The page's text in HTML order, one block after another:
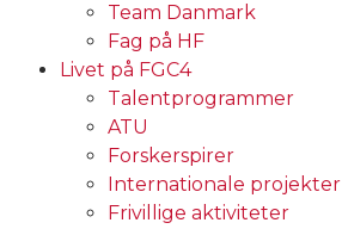
Team Danmark
Fag på HF
Livet på FGC4
Talentprogrammer
ATU
Forskerspirer
Internationale projekter
Frivillige aktiviteter